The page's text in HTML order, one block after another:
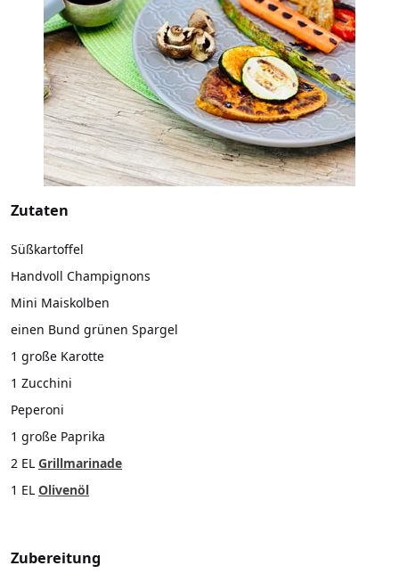
Zutaten
Süßkartoffel
Handvoll Champignons
Mini Maiskolben
einen Bund grünen Spargel
1 große Karotte
1 Zucchini
Peperoni
1 große Paprika
2 EL Grillmarinade
1 EL Olivenöl
Zubereitung